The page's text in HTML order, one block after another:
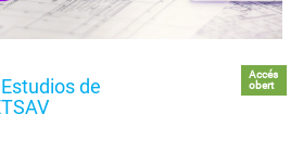
de
Accés
obert